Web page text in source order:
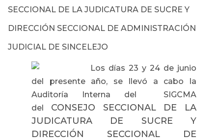
SECCIONAL DE LA JUDICATURA DE SUCRE Y
DIRECCIÓN SECCIONAL DE ADMINISTRACIÓN
JUDICIAL DE SINCELEJO
Los días 23 y 24 de junio
del presente año, se llevó a cabo la
Auditoría Interna del SIGCMA
del CONSEJO SECCIONAL DE LA
JUDICATURA DE SUCRE Y
DIRECCIÓN SECCIONAL DE